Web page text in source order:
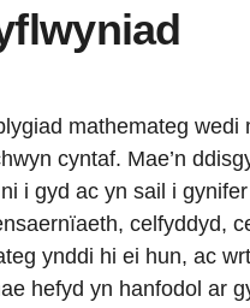
mathemateg
cyntaf. Mae’n
i gyd ac yn sail i
celfyddyd,
ynddi hi ei hun, ac
hefyd yn hanfodol ar